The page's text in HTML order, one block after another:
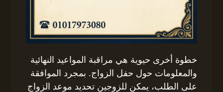
خطوة أخرى حيوية هي مراقبة المواعيد النهائية
والمعلومات حول حفل الزواج. بمجرد الموافقة
على الطلب، يمكن للزوجين تحديد موعد الزواج